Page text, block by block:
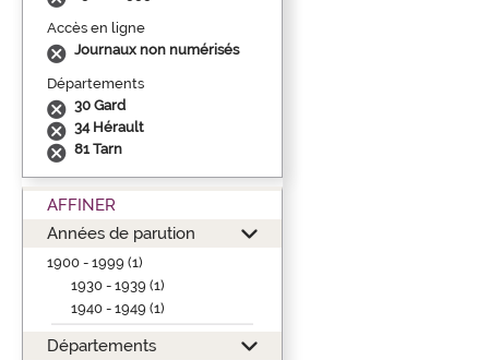
Accès en ligne
Journaux non numérisés
Départements
30 Gard
34 Hérault
81 Tarn
AFFINER
Années de parution
1900 - 1999 (1)
1930 - 1939 (1)
1940 - 1949 (1)
Départements